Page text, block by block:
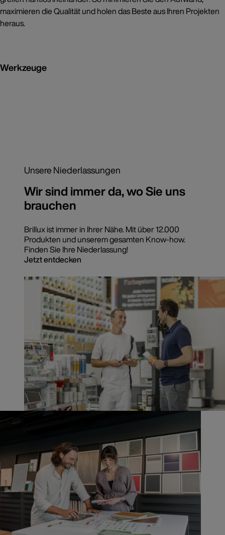
maximieren die Qualität und holen das Beste aus Ihren Projekten
heraus.
Werkzeuge
Unsere Niederlassungen
Wir sind immer da, wo Sie uns
brauchen
Brillux ist immer in Ihrer Nähe. Mit über 12.000
Produkten und unserem gesamten Know-how.
Finden Sie Ihre Niederlassung!
Jetzt entdecken